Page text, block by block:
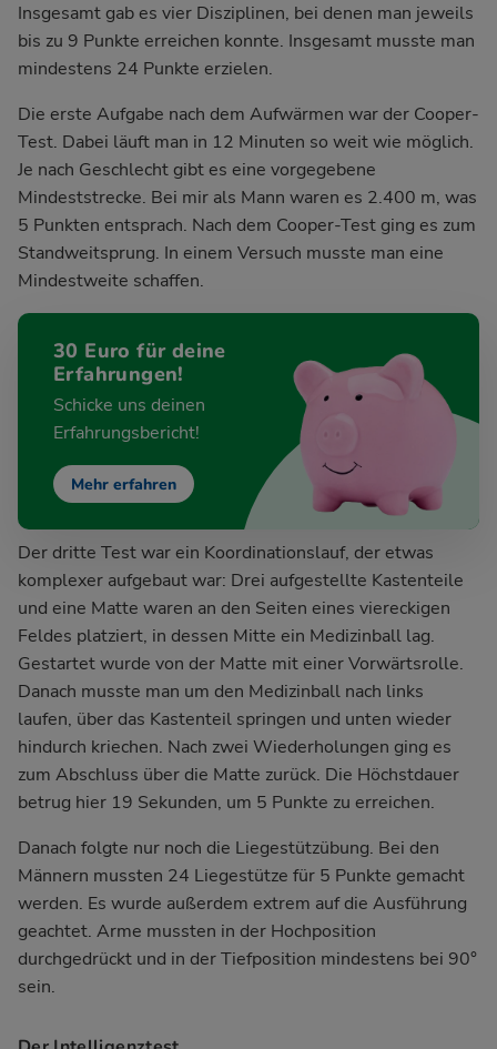
Insgesamt gab es vier Disziplinen, bei denen man jeweils
bis zu 9 Punkte erreichen konnte. Insgesamt musste man
mindestens 24 Punkte erzielen.
Die erste Aufgabe nach dem Aufwärmen war der Cooper-
Test. Dabei läuft man in 12 Minuten so weit wie möglich.
Je nach Geschlecht gibt es eine vorgegebene
Mindeststrecke. Bei mir als Mann waren es 2.400 m, was
5 Punkten entsprach. Nach dem Cooper-Test ging es zum
Standweitsprung. In einem Versuch musste man eine
Mindestweite schaffen.
30 Euro für deine
Erfahrungen!
Schicke uns deinen
Erfahrungsbericht!
Mehr erfahren
Der dritte Test war ein Koordinationslauf, der etwas
komplexer aufgebaut war: Drei aufgestellte Kastenteile
und eine Matte waren an den Seiten eines viereckigen
Feldes platziert, in dessen Mitte ein Medizinball lag.
Gestartet wurde von der Matte mit einer Vorwärtsrolle.
Danach musste man um den Medizinball nach links
laufen, über das Kastenteil springen und unten wieder
hindurch kriechen. Nach zwei Wiederholungen ging es
zum Abschluss über die Matte zurück. Die Höchstdauer
betrug hier 19 Sekunden, um 5 Punkte zu erreichen.
Danach folgte nur noch die Liegestützübung. Bei den
Männern mussten 24 Liegestütze für 5 Punkte gemacht
werden. Es wurde außerdem extrem auf die Ausführung
geachtet. Arme mussten in der Hochposition
durchgedrückt und in der Tiefposition mindestens bei 90°
sein.